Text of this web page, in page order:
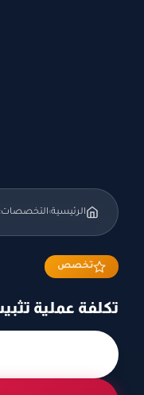
الرئيسية›التخصصات
تخصص
تكلفة عملية